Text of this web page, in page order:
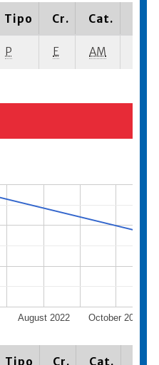
Tipo Cr. Cat.
P E AM
August 2022 October 2022
Tipo Cr. Cat.